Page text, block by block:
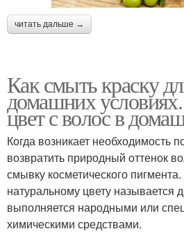
читать дальше →
Как смыть краску
домашних
цвет с волос в
Когда возникает необходимость
возвратить природный оттенок
смывку косметического
натуральному цвету называется
выполняется народными или
химическими средствами.